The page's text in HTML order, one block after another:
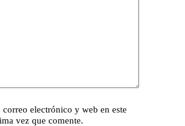
electrónico y web en este
vez que comente.